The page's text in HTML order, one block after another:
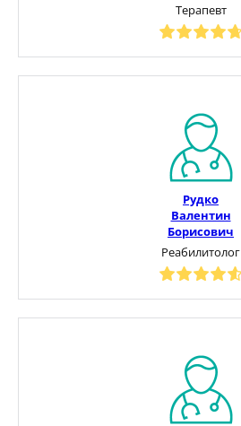
Терапевт
Рудко
Валентин
Борисович
Реабилитолог